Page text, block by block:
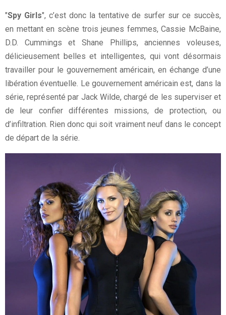
"Spy Girls", c’est donc la tentative de surfer sur ce succès,
en mettant en scène trois jeunes femmes, Cassie McBaine,
D.D. Cummings et Shane Phillips, anciennes voleuses,
délicieusement belles et intelligentes, qui vont désormais
travailler pour le gouvernement américain, en échange d’une
libération éventuelle. Le gouvernement américain est, dans la
série, représenté par Jack Wilde, chargé de les superviser et
de leur confier différentes missions, de protection, ou
d’infiltration. Rien donc qui soit vraiment neuf dans le concept
de départ de la série.